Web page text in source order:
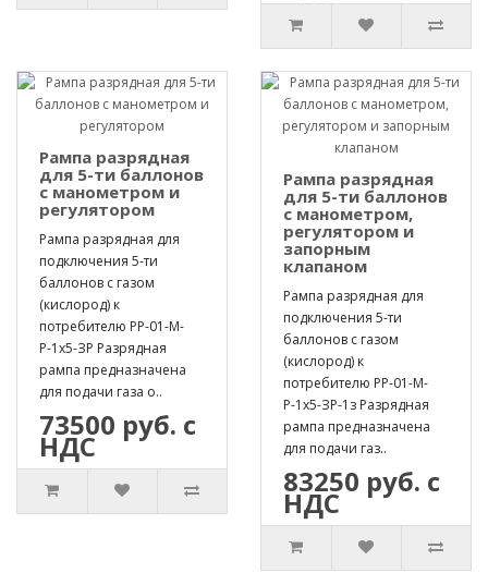
Рампа разрядная
для 5-ти баллонов
с манометром и
регулятором
Рампа разрядная для
подключения 5-ти
баллонов с газом
(кислород) к
потребителю РР-01-М-
Р-1х5-ЗР Разрядная
рампа предназначена
для подачи газа о..
73500 руб. с
НДС
Рампа разрядная
для 5-ти баллонов
с манометром,
регулятором и
запорным
клапаном
Рампа разрядная для
подключения 5-ти
баллонов с газом
(кислород) к
потребителю РР-01-М-
Р-1х5-ЗР-1з Разрядная
рампа предназначена
для подачи газ..
83250 руб. с
НДС